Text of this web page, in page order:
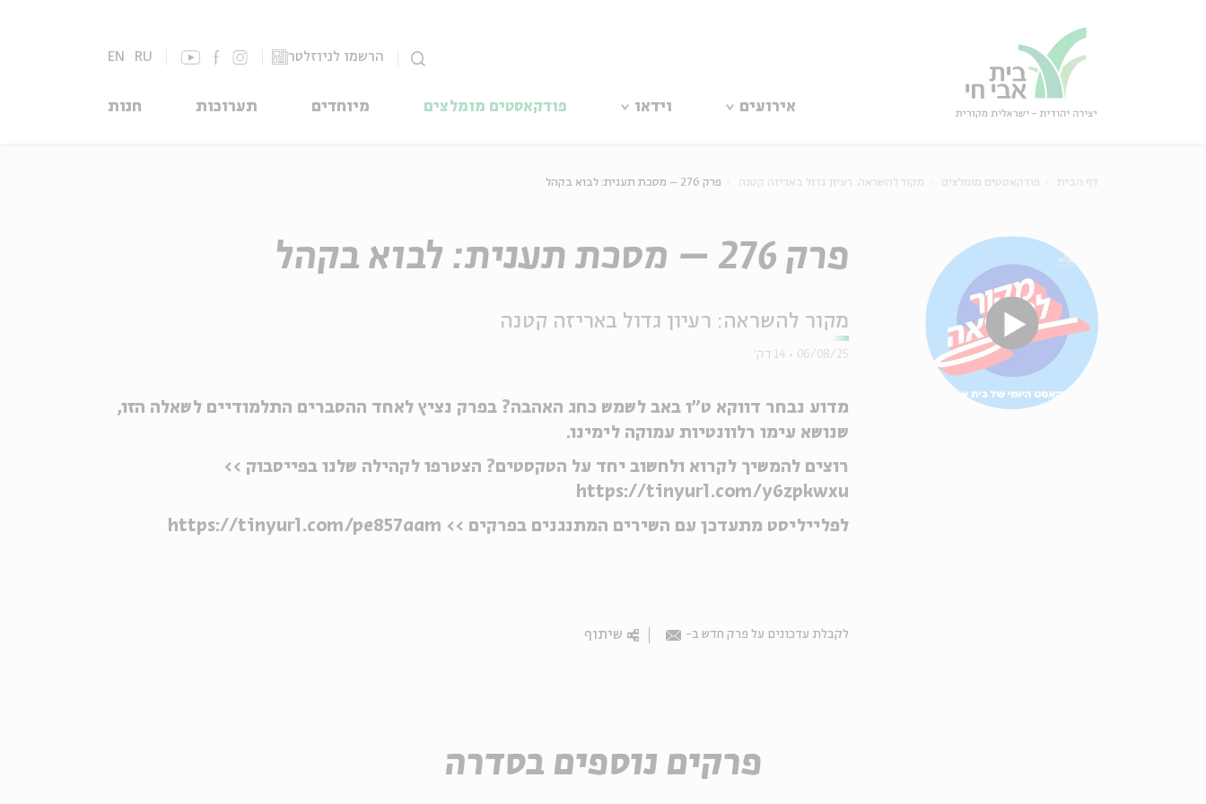
הרשמו לניוזלטר EN RU
אירועים וידאו פודקאסטים מומלצים מיוחדים תערוכות חנות
דף הבית פודקאסטים מומלצים מקור להשראה: רעיון גדול באריזה קטנה פרק 276 – מסכת תענית: לבוא בקהל
פרק 276 – מסכת תענית: לבוא בקהל
מקור להשראה: רעיון גדול באריזה קטנה
06/08/25 14 דק'
מדוע נבחר דווקא ט"ו באב לשמש כחג האהבה? בפרק נציץ לאחד ההסברים התלמודיים לשאלה הזו,
שנושא עימו רלוונטיות עמוקה לימינו.
רוצים להמשיך לקרוא ולחשוב יחד על הטקסטים? הצטרפו לקהילה שלנו בפייסבוק >>
https://tinyurl.com/y6zpkwxu
לפלייליסט מתעדכן עם השירים המתנגנים בפרקים >> https://tinyurl.com/pe857aam
לקבלת עדכונים על פרק חדש ב- Email שיתוף
פרקים נוספים בסדרה